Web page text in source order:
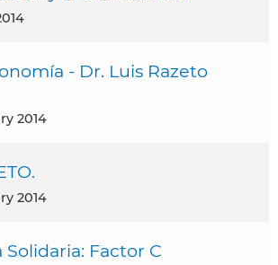
- Dr. Luis Razeto
2014
2014
Solidaria: Factor C